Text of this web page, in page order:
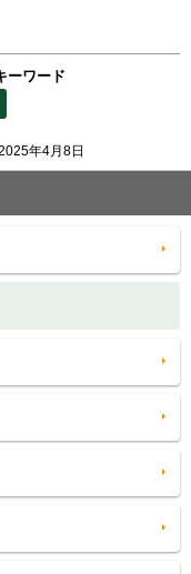
ーワード
年4月8日